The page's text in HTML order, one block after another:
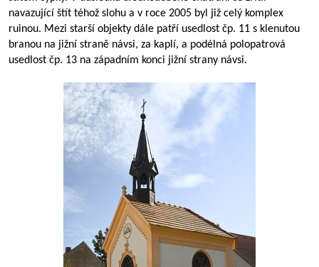
navazující štít téhož slohu a v roce 2005 byl již celý komplex
ruinou. Mezi starší objekty dále patří usedlost čp. 11 s klenutou
branou na jižní straně návsi, za kaplí, a podélná polopatrová
usedlost čp. 13 na západním konci jižní strany návsi.